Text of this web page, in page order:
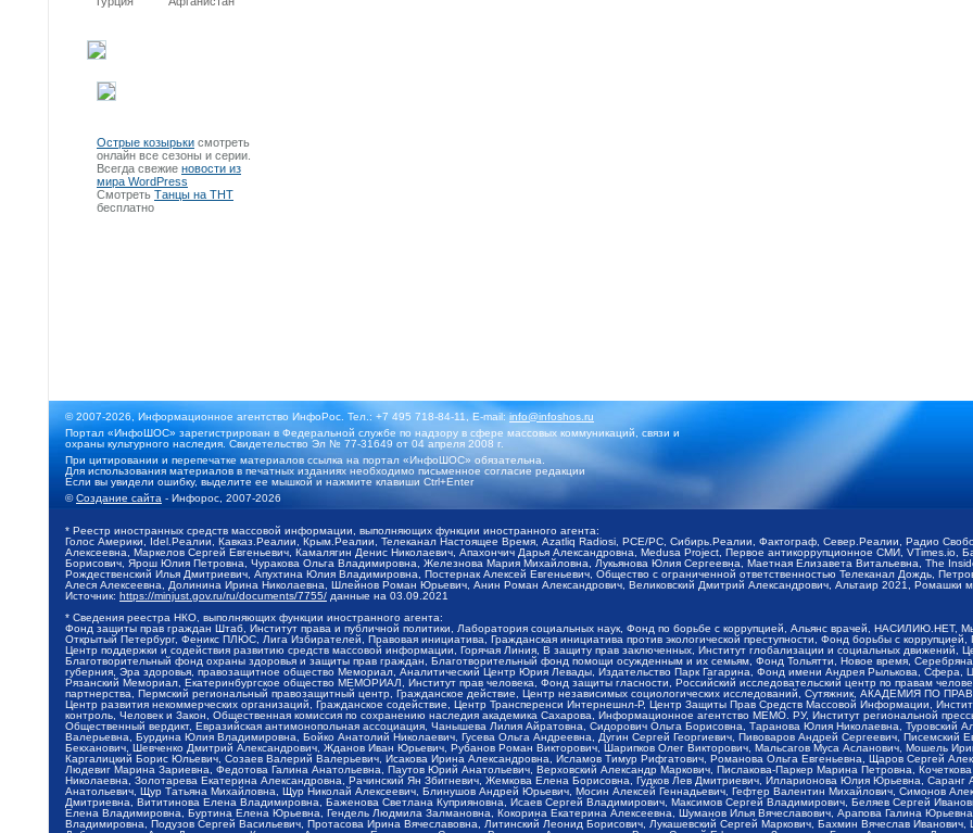
Острые козырьки смотреть
онлайн все сезоны и серии.
Всегда свежие новости из
мира WordPress
Смотреть Танцы на ТНТ
бесплатно
© 2007-2026, Информационное агентство ИнфоРос. Тел.: +7 495 718-84-11, E-mail:info@infoshos.ru
Портал «ИнфоШОС» зарегистрирован в Федеральной службе по надзору в сфере массовых коммуникаций, связи и
охраны культурного наследия. Свидетельство Эл № 77-31649 от 04 апреля 2008 г.
При цитировании и перепечатке материалов ссылка на портал «ИнфоШОС» обязательна.
Для использования материалов в печатных изданиях необходимо письменное согласие редакции
Если вы увидели ошибку, выделите ее мышкой и нажмите клавиши Ctrl+Enter
©Создание сайта - Инфорос, 2007-2026
* Реестр иностранных средств массовой информации, выполняющих функции иностранного агента:
Голос Америки, Idel.Реалии, Кавказ.Реалии, Крым.Реалии, Телеканал Настоящее Время, Azatliq Radiosi, PCE/PC, Сибирь.Реалии, Фактограф, Север.Реалии, Радио
Алексеевна, Маркелов Сергей Евгеньевич, Камалягин Денис Николаевич, Апахончич Дарья Александровна, Medusa Project, Первое антикоррупционное СМИ,
Борисович, Ярош Юлия Петровна, Чуракова Ольга Владимировна, Железнова Мария Михайловна, Лукьянова Юлия Сергеевна, Маетная Елизавета Витальевна, The
Рождественский Илья Дмитриевич, Апухтина Юлия Владимировна, Постернак Алексей Евгеньевич, Общество с ограниченной ответственностью Телеканал Дождь,
Алеся Алексеевна, Долинина Ирина Николаевна, Шлейнов Роман Юрьевич, Анин Роман Александрович, Великовский Дмитрий Александрович, Альтаир 2021, Ромашки
Источник: https://minjust.gov.ru/ru/documents/7755/ данные на 03.09.2021
* Сведения реестра НКО, выполняющих функции иностранного агента:
Фонд защиты прав граждан Штаб, Институт права и публичной политики, Лаборатория социальных наук, Фонд по борьбе с коррупцией, Альянс врачей,
Открытый Петербург, Феникс ПЛЮС, Лига Избирателей, Правовая инициатива, Гражданская инициатива против экологической преступности, Фонд борьбы с
Центр поддержки и содействия развитию средств массовой информации, Горячая Линия, В защиту прав заключенных, Институт глобализации и социальных
Благотворительный фонд охраны здоровья и защиты прав граждан, Благотворительный фонд помощи осужденным и их семьям, Фонд Тольятти, Новое время,
губерния, Эра здоровья, правозащитное общество Мемориал, Аналитический Центр Юрия Левады, Издательство Парк Гагарина, Фонд имени Андрея Рылькова,
Рязанский Мемориал, Екатеринбургское общество МЕМОРИАЛ, Институт прав человека, Фонд защиты гласности, Российский исследовательский центр по правам
партнерства, Пермский региональный правозащитный центр, Гражданское действие, Центр независимых социологических исследований, Сутяжник, АКАДЕМИЯ ПО
Центр развития некоммерческих организаций, Гражданское содействие, Центр Трансперенси Интернешнл-Р, Центр Защиты Прав Средств Массовой Информации,
контроль, Человек и Закон, Общественная комиссия по сохранению наследия академика Сахарова, Информационное агентство МЕМО. РУ, Институт региональной
Общественный вердикт, Евразийская антимонопольная ассоциация, Чанышева Лилия Айратовна, Сидорович Ольга Борисовна, Таранова Юлия Николаевна, Туровский
Валерьевна, Бурдина Юлия Владимировна, Бойко Анатолий Николаевич, Гусева Ольга Андреевна, Дугин Сергей Георгиевич, Пивоваров Андрей Сергеевич, Писемский
Бекханович, Шевченко Дмитрий Александрович, Жданов Иван Юрьевич, Рубанов Роман Викторович, Шарипков Олег Викторович, Мальсагов Муса Асланович, Мошель
Каргалицкий Борис Юльевич, Созаев Валерий Валерьевич, Исакова Ирина Александровна, Исламов Тимур Рифгатович, Романова Ольга Евгеньевна, Щаров Сергей
Людевиг Марина Зариевна, Федотова Галина Анатольевна, Паутов Юрий Анатольевич, Верховский Александр Маркович, Пислакова-Паркер Марина Петровна,
Николаевна, Золотарева Екатерина Александровна, Рачинский Ян Збигневич, Жемкова Елена Борисовна, Гудков Лев Дмитриевич, Илларионова Юлия Юрьевна,
Анатольевич, Щур Татьяна Михайловна, Щур Николай Алексеевич, Блинушов Андрей Юрьевич, Мосин Алексей Геннадьевич, Гефтер Валентин Михайлович, Симонов
Дмитриевна, Вититинова Елена Владимировна, Баженова Светлана Куприяновна, Исаев Сергей Владимирович, Максимов Сергей Владимирович, Беляев Сергей
Елена Владимировна, Буртина Елена Юрьевна, Гендель Людмила Залмановна, Кокорина Екатерина Алексеевна, Шуманов Илья Вячеславович, Арапова Галина
Владимировна, Подузов Сергей Васильевич, Протасова Ирина Вячеславовна, Литинский Леонид Борисович, Лукашевский Сергей Маркович, Бахмин Вячеслав